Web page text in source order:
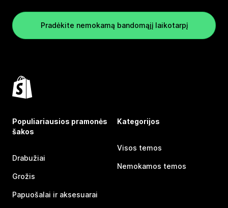
Pradėkite nemokamą bandomąjį laikotarpį
Populiariausios pramonės
šakos
Drabužiai
Grožis
Papuošalai ir aksesuarai
Kategorijos
Visos temos
Nemokamos temos